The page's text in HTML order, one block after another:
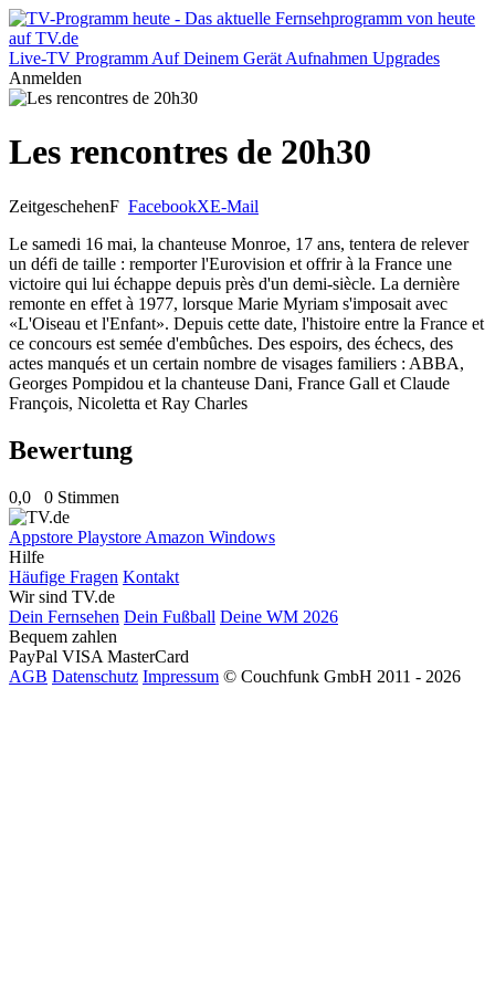
Live-TV Programm Auf Deinem Gerät Aufnahmen Upgrades
Anmelden
Les rencontres de 20h30
ZeitgeschehenF FacebookXE-Mail
Le samedi 16 mai, la chanteuse Monroe, 17 ans, tentera de relever
un défi de taille : remporter l'Eurovision et offrir à la France une
victoire qui lui échappe depuis près d'un demi-siècle. La dernière
remonte en effet à 1977, lorsque Marie Myriam s'imposait avec
«L'Oiseau et l'Enfant». Depuis cette date, l'histoire entre la France et
ce concours est semée d'embûches. Des espoirs, des échecs, des
actes manqués et un certain nombre de visages familiers : ABBA,
Georges Pompidou et la chanteuse Dani, France Gall et Claude
François, Nicoletta et Ray Charles
Bewertung
0,0 0 Stimmen
Appstore Playstore Amazon Windows
Hilfe
Häufige Fragen Kontakt
Wir sind TV.de
Dein Fernsehen Dein Fußball Deine WM 2026
Bequem zahlen
PayPal VISA MasterCard
AGB Datenschutz Impressum © Couchfunk GmbH 2011 - 2026